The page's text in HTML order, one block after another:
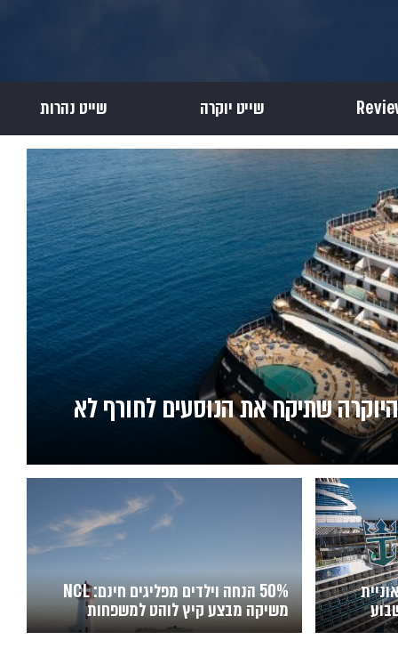
שייט יוקרה שייט נהרות
היוקרה שתיקח את הנוסעים לחורף לא
50% הנחה וילדים מפליגים חינם: NCL
משיקה מבצע קיץ לוהט למשפחות